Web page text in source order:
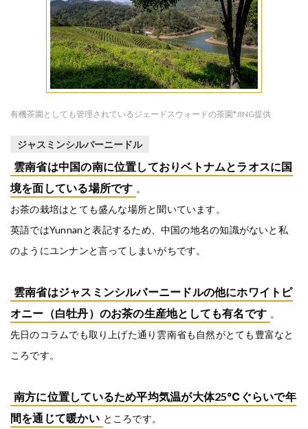
有機茶園としても管理されているジェードスウォードの茶園*JING提供
ジャスミンシルバーニードル
雲南省は中国の南に位置しておりベトナムとラオスに国
境を面している場所です 。
お茶の栽培はとても盛んな場所と聞いています。
英語ではYunnanと表記するため、中国の地名の知識がないと私
のようにユンナンと言ってしまいがちです。
雲南省はジャスミンシルバーニードルの他にホワイトピ
オニー（白牡丹）のお茶の生産地としても有名です 。
先日のコラムでも取り上げた通り雲南省も自然がとても豊富なと
ころです。
南方に位置しているため平均気温が大体25℃ぐらいで年
間を通じて暖かい ところです。